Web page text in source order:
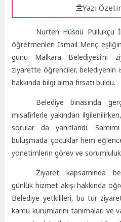
Yazı
Nurten Hüsnü Pullukçu
öğretmenleri İsmail Meriç
günü Malkara Belediyesi’ni
ziyarette öğrenciler, belediyenin
hakkında bilgi alma fırsatı buldu.
Belediye binasında
misafirlerle yakından
sorular da yanıtlandı.
buluşmada çocuklar hem
yönetimlerin görev ve
Ziyaret kapsamında
günlük hizmet akışı hakkında
Belediye yetkilileri, bu tür
kamu kurumlarını tanımaları ve